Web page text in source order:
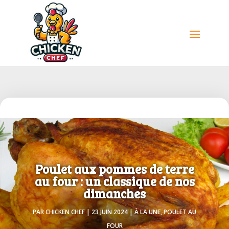
Poulet aux pommes de terre
au four : un classique de nos
dimanches
PARCHICKEN CHEF|23 JUIN 2024|À LA UNE,POULET AU
FOUR